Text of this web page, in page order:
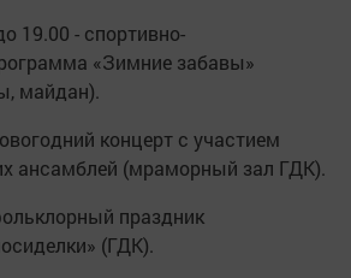
19.00 - спортивно-
«Зимние забавы»
майдан).
концерт с участием
ансамблей (мраморный зал ГДК).
праздник
(ГДК).